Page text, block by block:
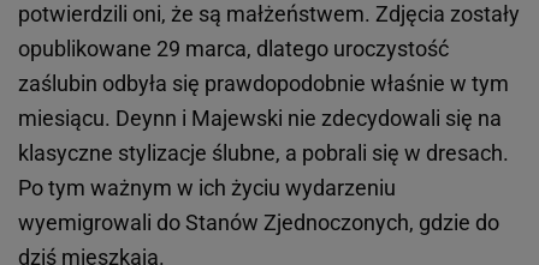
potwierdzili oni, że są małżeństwem. Zdjęcia zostały
opublikowane 29 marca, dlatego uroczystość
zaślubin odbyła się prawdopodobnie właśnie w tym
miesiącu. Deynn i Majewski nie zdecydowali się na
klasyczne stylizacje ślubne, a pobrali się w dresach.
Po tym ważnym w ich życiu wydarzeniu
wyemigrowali do Stanów Zjednoczonych, gdzie do
dziś mieszkają.